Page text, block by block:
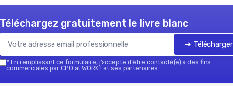
Téléchargez gratuitement le livre blanc
➔ Télécharger
* En remplissant ce formulaire, j’accepte d’être contacté(e) à des fins
commerciales par CPO at WORK ! et ses partenaires.